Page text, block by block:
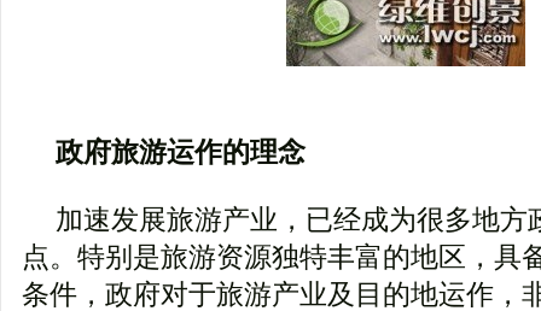
政府旅游运作的理念
加速发展旅游产业，已经成为很多地方
点。特别是旅游资源独特丰富的地区，具
条件，政府对于旅游产业及目的地运作，